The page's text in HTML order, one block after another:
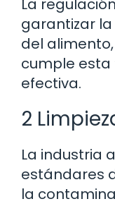
La
garantizar
del
cumple esta
efectiva.
2
La industria
estándares
la